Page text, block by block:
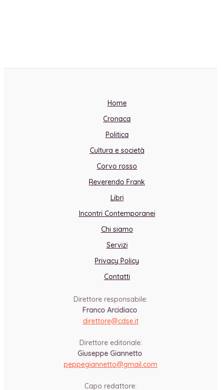
Home
Cronaca
Politica
Cultura e società
Corvo rosso
Reverendo Frank
Libri
Incontri Contemporanei
Chi siamo
Servizi
Privacy Policy
Contatti
Direttore responsabile:
Franco Arcidiaco
direttore@cdse.it
Direttore editoriale:
Giuseppe Giannetto
peppegiannetto@gmail.com
Capo redattore: